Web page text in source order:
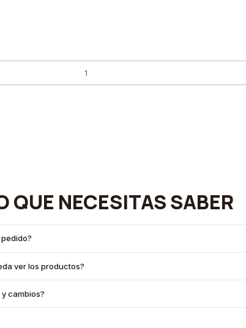
QUE NECESITAS SABER
ver los productos?
cambios?